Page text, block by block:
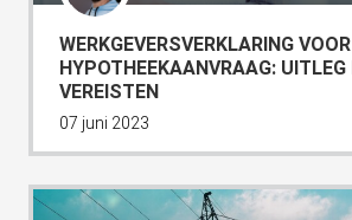
WERKGEVERSVERKLARING VOOR
HYPOTHEEKAANVRAAG: UITLEG
VEREISTEN
07 juni 2023